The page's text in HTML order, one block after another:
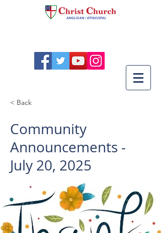
< Back
Community
Announcements -
July 20, 2025